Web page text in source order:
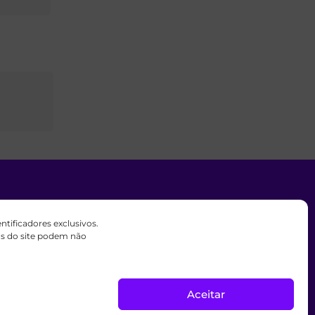
exclusivos.
do site podem não
Aceitar
por membros fiéis de A